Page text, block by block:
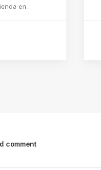
en…
comment